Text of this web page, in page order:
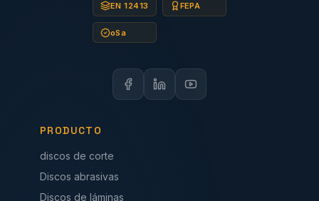
EN 12413 FEPA
oSa
PRODUCTO
discos de corte
Discos abrasivas
Discos de láminas